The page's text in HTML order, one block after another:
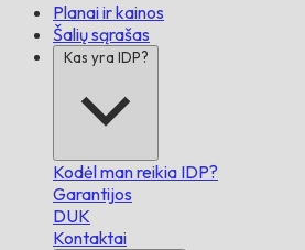
Planai ir kainos
Šalių sąrašas
Kas yra IDP?
Kodėl man reikia IDP?
Garantijos
DUK
Kontaktai